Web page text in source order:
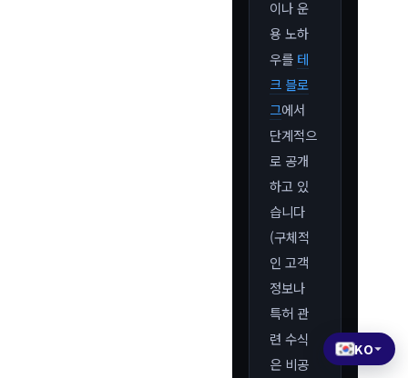
이나 운
용 노하
우를 테
크 블로
그에서
단계적으
로 공개
하고 있
습니다
(구체적
인 고객
정보나
특허 관
련 수식
은 비공
KO